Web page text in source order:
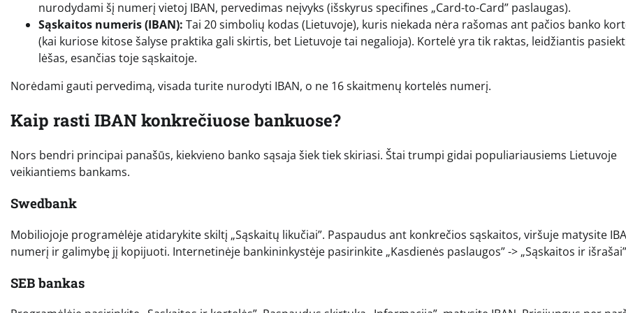
nurodydami šį numerį vietoj IBAN, pervedimas neįvyks (išskyrus specifines „Card-to-Card” paslaugas).
Sąskaitos numeris (IBAN): Tai 20 simbolių kodas (Lietuvoje), kuris niekada nėra rašomas ant pačios banko
(kai kuriose kitose šalyse praktika gali skirtis, bet Lietuvoje tai negalioja). Kortelė yra tik raktas, leidžiantis
lėšas, esančias toje sąskaitoje.
Norėdami gauti pervedimą, visada turite nurodyti IBAN, o ne 16 skaitmenų kortelės numerį.
Kaip rasti IBAN konkrečiuose bankuose?
Nors bendri principai panašūs, kiekvieno banko sąsaja šiek tiek skiriasi. Štai trumpi gidai populiariausiems Lietuvoje
veikiantiems bankams.
Swedbank
Mobiliojoje programėlėje atidarykite skiltį „Sąskaitų likučiai”. Paspaudus ant konkrečios sąskaitos, viršuje matysite
numerį ir galimybę jį kopijuoti. Internetinėje bankininkystėje pasirinkite „Kasdienės paslaugos” -> „Sąskaitos ir
SEB bankas